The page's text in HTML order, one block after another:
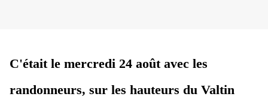
C'était le mercredi 24 août avec les
randonneurs, sur les hauteurs du Valtin